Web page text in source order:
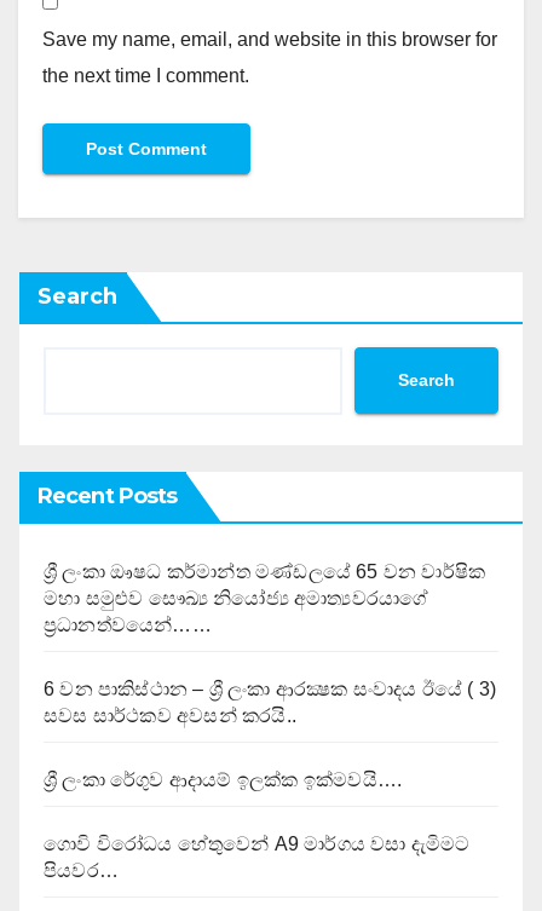
Save my name, email, and website in this browser for
the next time I comment.
Search
Search
Recent Posts
ශ්‍රී ලංකා ඖෂධ කර්මාන්ත මණ්ඩලයේ 65 වන වාර්ෂික
මහා සමුළුව සෞඛ්‍ය නියෝජ්‍ය අමාත්‍යවරයාගේ
ප්‍රධානත්වයෙන්……
6 වන පාකිස්ථාන – ශ්‍රී ලංකා ආරක්‍ෂක සංවාදය ඊයේ ( 3)
සවස සාර්ථකව අවසන් කරයි..
ශ්‍රී ලංකා රේගුව ආදායම් ඉලක්ක ඉක්මවයි….
ගොවි විරෝධය හේතුවෙන් A9 මාර්ගය වසා දැමිමට
පියවර…